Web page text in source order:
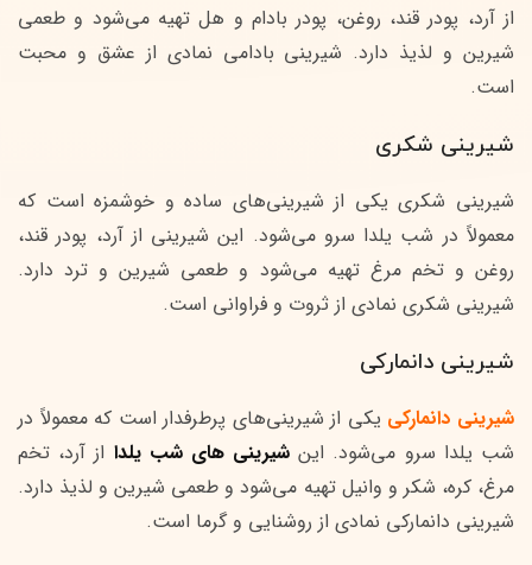
از آرد، پودر قند، روغن، پودر بادام و هل تهیه می‌شود و طعمی
شیرین و لذیذ دارد. شیرینی بادامی نمادی از عشق و محبت
است.
شیرینی شکری
شیرینی شکری یکی از شیرینی‌های ساده و خوشمزه است که
معمولاً در شب یلدا سرو می‌شود. این شیرینی از آرد، پودر قند،
روغن و تخم مرغ تهیه می‌شود و طعمی شیرین و ترد دارد.
شیرینی شکری نمادی از ثروت و فراوانی است.
شیرینی دانمارکی
شیرینی دانمارکی یکی از شیرینی‌های پرطرفدار است که معمولاً در
شب یلدا سرو می‌شود. این شیرینی های شب یلدا از آرد، تخم
مرغ، کره، شکر و وانیل تهیه می‌شود و طعمی شیرین و لذیذ دارد.
شیرینی دانمارکی نمادی از روشنایی و گرما است.